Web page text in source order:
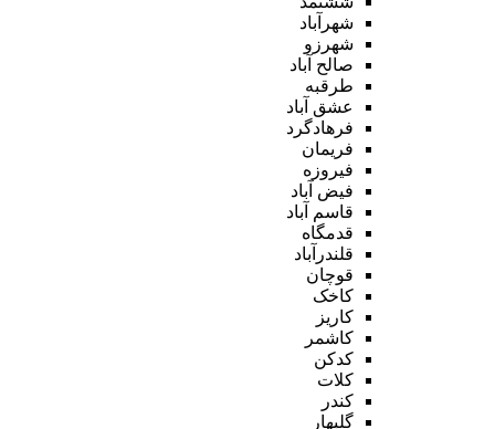
شهرآباد
شهرزو
صالح آباد
طرقبه
عشق آباد
فرهادگرد
فریمان
فیروزه
فیض آباد
قاسم آباد
قدمگاه
قلندرآباد
قوچان
کاخک
کاریز
کاشمر
کدکن
کلات
کندر
گلبهار